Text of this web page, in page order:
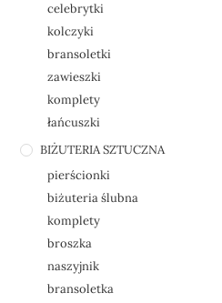
celebrytki
kolczyki
bransoletki
zawieszki
komplety
łańcuszki
BIŻUTERIA SZTUCZNA
pierścionki
biżuteria ślubna
komplety
broszka
naszyjnik
bransoletka